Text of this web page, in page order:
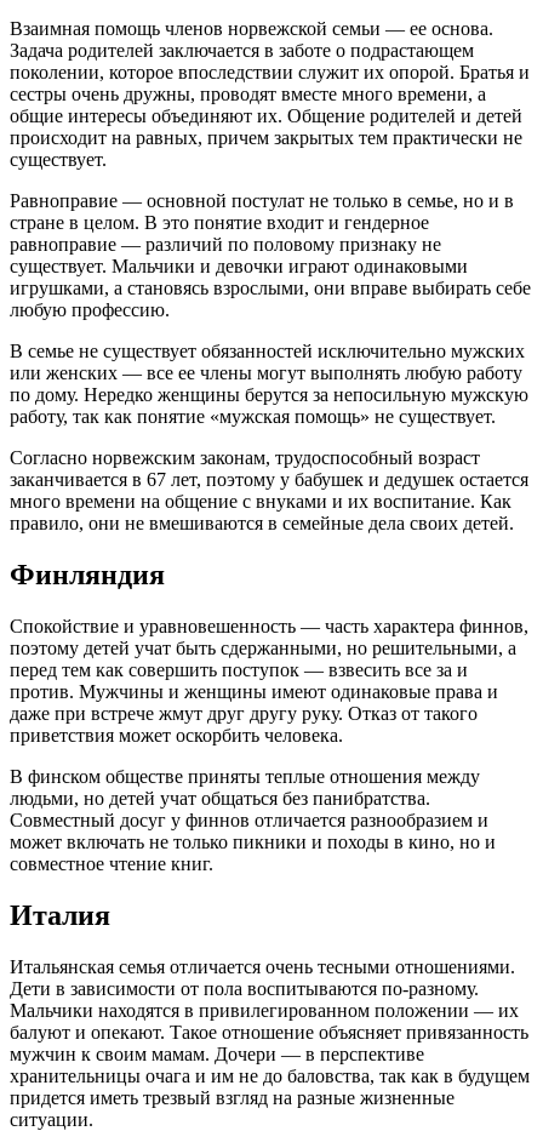
Взаимная помощь членов норвежской семьи — ее основа.
Задача родителей заключается в заботе о подрастающем
поколении, которое впоследствии служит их опорой. Братья и
сестры очень дружны, проводят вместе много времени, а
общие интересы объединяют их. Общение родителей и детей
происходит на равных, причем закрытых тем практически не
существует.
Равноправие — основной постулат не только в семье, но и в
стране в целом. В это понятие входит и гендерное
равноправие — различий по половому признаку не
существует. Мальчики и девочки играют одинаковыми
игрушками, а становясь взрослыми, они вправе выбирать себе
любую профессию.
В семье не существует обязанностей исключительно мужских
или женских — все ее члены могут выполнять любую работу
по дому. Нередко женщины берутся за непосильную мужскую
работу, так как понятие «мужская помощь» не существует.
Согласно норвежским законам, трудоспособный возраст
заканчивается в 67 лет, поэтому у бабушек и дедушек остается
много времени на общение с внуками и их воспитание. Как
правило, они не вмешиваются в семейные дела своих детей.
Финляндия
Спокойствие и уравновешенность — часть характера финнов,
поэтому детей учат быть сдержанными, но решительными, а
перед тем как совершить поступок — взвесить все за и
против. Мужчины и женщины имеют одинаковые права и
даже при встрече жмут друг другу руку. Отказ от такого
приветствия может оскорбить человека.
В финском обществе приняты теплые отношения между
людьми, но детей учат общаться без панибратства.
Совместный досуг у финнов отличается разнообразием и
может включать не только пикники и походы в кино, но и
совместное чтение книг.
Италия
Итальянская семья отличается очень тесными отношениями.
Дети в зависимости от пола воспитываются по-разному.
Мальчики находятся в привилегированном положении — их
балуют и опекают. Такое отношение объясняет привязанность
мужчин к своим мамам. Дочери — в перспективе
хранительницы очага и им не до баловства, так как в будущем
придется иметь трезвый взгляд на разные жизненные
ситуации.